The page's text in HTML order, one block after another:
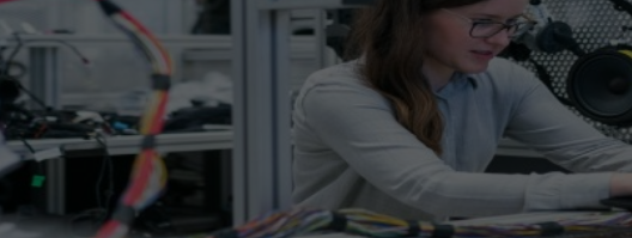
Hier können Sie auch aus den meistgesuchten Begriffen
34a 34c Ausbildungsvertrag Fachwirt AdA 34d
Wirtschaftsfachwirt
34f Negativerklärung Sachkundeprüfung
Betriebswirt Prüfbericht